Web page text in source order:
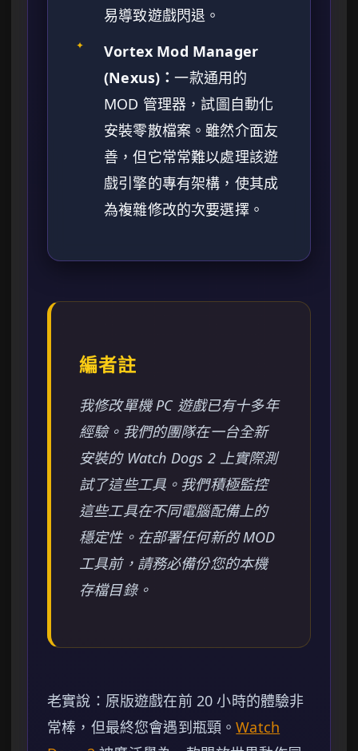
易導致遊戲閃退。
✦
Vortex Mod Manager
(Nexus)：一款通用的
MOD 管理器，試圖自動化
安裝零散檔案。雖然介面友
善，但它常常難以處理該遊
戲引擎的專有架構，使其成
為複雜修改的次要選擇。
編者註
我修改單機 PC 遊戲已有十多年
經驗。我們的團隊在一台全新
安裝的 Watch Dogs 2 上實際測
試了這些工具。我們積極監控
這些工具在不同電腦配備上的
穩定性。在部署任何新的 MOD
工具前，請務必備份您的本機
存檔目錄。
老實說：原版遊戲在前 20 小時的體驗非
常棒，但最終您會遇到瓶頸。Watch